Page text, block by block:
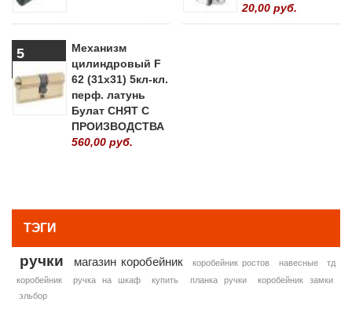
20,00 руб.
5
Механизм
цилиндровый F
62 (31х31) 5кл-кл.
перф. латунь
Булат СНЯТ С
ПРОИЗВОДСТВА
560,00 руб.
ТЭГИ
ручки магазин коробейник коробейник ростов навесные
тд
коробейник
ручка на шкаф купить планка ручки
коробейник замки
эльбор